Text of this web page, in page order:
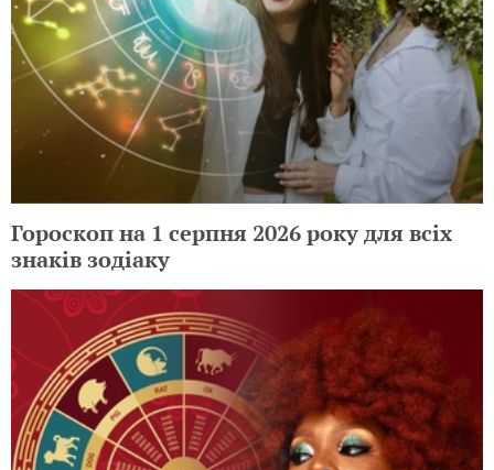
Гороскоп на 1 серпня 2026 року для всіх
знаків зодіаку